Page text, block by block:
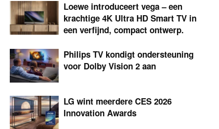
Loewe introduceert vega – een
krachtige 4K Ultra HD Smart TV in
een verfijnd, compact ontwerp.
Philips TV kondigt ondersteuning
voor Dolby Vision 2 aan
LG wint meerdere CES 2026
Innovation Awards